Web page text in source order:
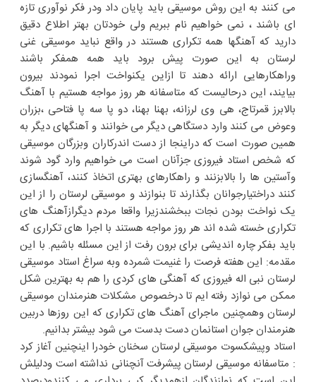
می کنند به این روش موسیقی باید پایان داد ودر فکر نوآوری تازه
ای باشند ، نمی خواهیم نام ببریم ولی خودتان بهتر اطلاع دقیق
دارید که آهنگها همه تکراری هستند در واقع نباید موسیقی غنی
لرستان به این صورت پیش برود باید همه همفکر باشند
وراهکارهایی ارائه دهند تا ازاین یکنواخت اجرا نمودند بیرون
بیایند، این درحالیست که متاسفانه هر روز مواجه هستیم با آهنگ
بالابرز قمرتاج، هی وی لرزانه، بهنا بهنا، دو پا سه پا فتاحی ،بزران
وعوض می کنند وارد دستگاهی دیگر می خوانند و آهنگهای دیگر به
همین صورت است که دراینجا از دست اندرکاران وبزرگان موسیقی
که شخص استاد فیروزی جزآنان است می خواهیم وارد گود شوند
وآستین ها را بالابزنند و راهکارهای بهتری اتخاذ کنند، آهنگسازی
کنند دراختیارجوانان بگذارند تا بنوازند و موسیقی لرستان را از این
یک نواخت بودن نجات ببخشندزیرا واقعا مردم دیگرازآهنگ های
تکراری خسته شده اند هر روز مواجه هستند با اجرا های تکراری که
باید بفکر چاره اندیشی برای برون رفت از این مسئله باشیم. با این
مقدمه: این هفته فرصت را غنیمت شمرده وبه سراغ استاد موسیقی
لرستان نبی اله فیروزی که آهنگی های کردی را هم به بهترین شکل
ممکن می نوازد رفته ایم تا درخصوص مشکلات هنرمندان موسیقی
لرستان وهمچنین ماجرای آهنگ های تکراری که این روزها دربین
هنرمندان جوان استانمان دست بدست می شود بیشتر بدانیم.
استاد وپیشکسوت موسیقی لرستان سخنان خودرا اینچنین آغاز کرد
: متاسفانه موسیقی لرستان پیشرفت آنچنانی نداشته است ودلیلش